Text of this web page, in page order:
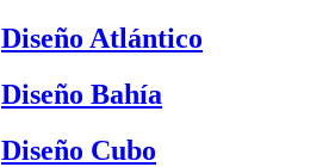
Diseño Atlántico
Diseño Bahía
Diseño Cubo